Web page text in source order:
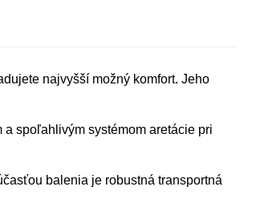
najvyšší možný komfort. Jeho
spoľahlivým systémom aretácie pri
balenia je robustná transportná